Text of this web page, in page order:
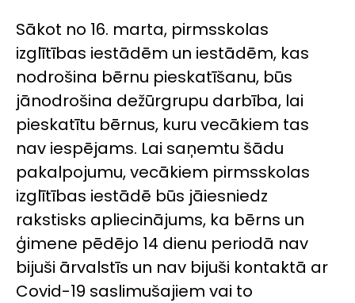
Sākot no 16. marta, pirmsskolas
izglītības iestādēm un iestādēm, kas
nodrošina bērnu pieskatīšanu, būs
jānodrošina dežūrgrupu darbība, lai
pieskatītu bērnus, kuru vecākiem tas
nav iespējams. Lai saņemtu šādu
pakalpojumu, vecākiem pirmsskolas
izglītības iestādē būs jāiesniedz
rakstisks apliecinājums, ka bērns un
ģimene pēdējo 14 dienu periodā nav
bijuši ārvalstīs un nav bijuši kontaktā ar
Covid-19 saslimušajiem vai to